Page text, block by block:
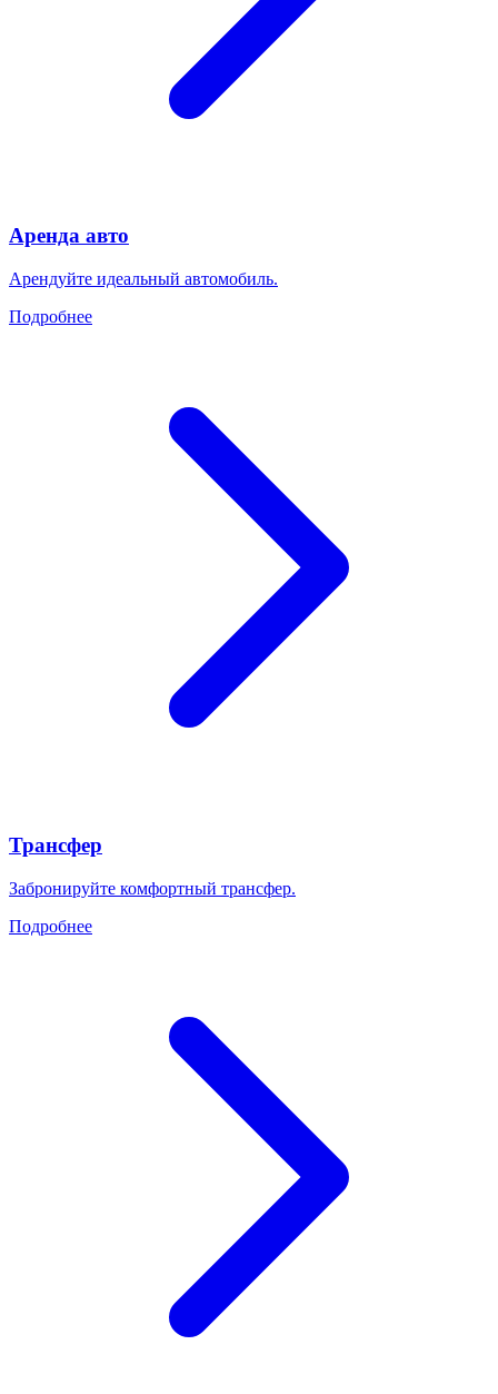
Аренда авто
Арендуйте идеальный автомобиль.
Подробнее
Трансфер
Забронируйте комфортный трансфер.
Подробнее